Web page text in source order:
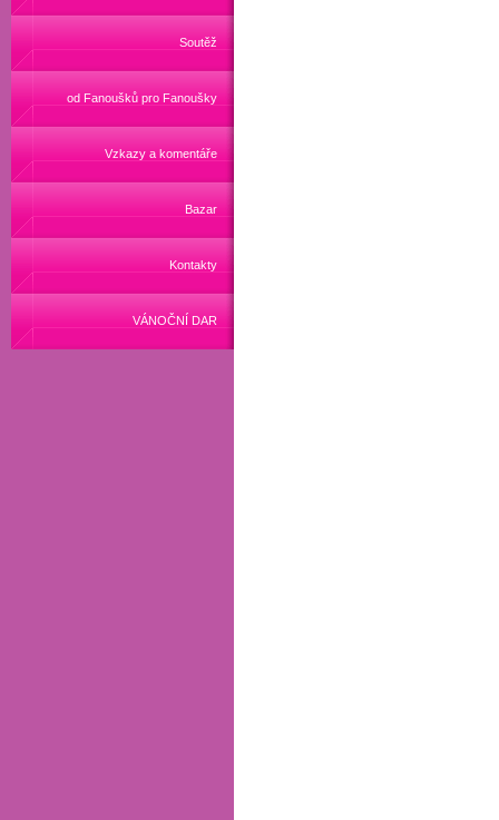
Soutěž
od Fanoušků pro Fanoušky
Vzkazy a komentáře
Bazar
Kontakty
VÁNOČNÍ DAR